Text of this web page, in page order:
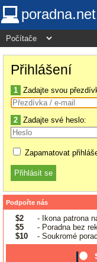
poradna.net
Přihlášení
1 Zadajte svou
2 Zadajte své heslo:
Zapamatovat
Podpořte nás
$2
- Ikona patrona
$5
- Poradna bez
$10
- Soukromé